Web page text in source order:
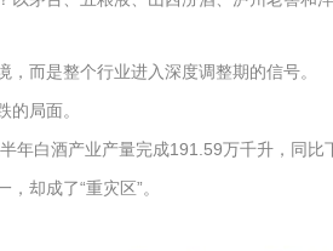
而是整个行业进入深度调整期的信号。
的局面。
年白酒产业产量完成191.59万千升，同
却成了“重灾区”。